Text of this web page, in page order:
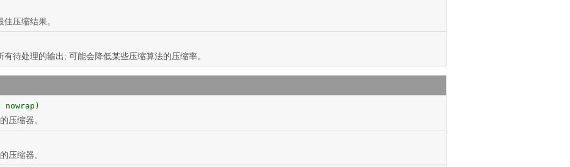
压缩结果。
有待处理的输出; 可能会降低某些压缩算法的压缩率。
压缩器。
压缩器。